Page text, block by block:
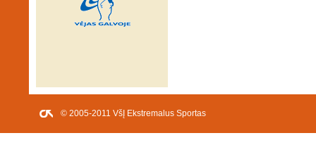
© 2005-2011 VšĮ Ekstremalus Sportas